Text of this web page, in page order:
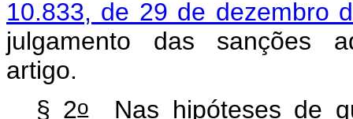
10.833, de 29 de dezembro
julgamento das sanções
artigo.
§ 2oNas hipóteses de